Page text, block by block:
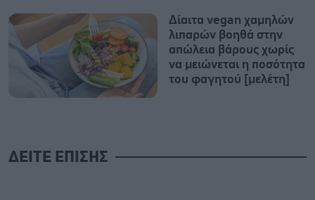
Δίαιτα vegan χαμηλών
λιπαρών βοηθά στην
απώλεια βάρους χωρίς
να μειώνεται η ποσότητα
του φαγητού [μελέτη]
ΔΕΙΤΕ ΕΠΙΣΗΣ